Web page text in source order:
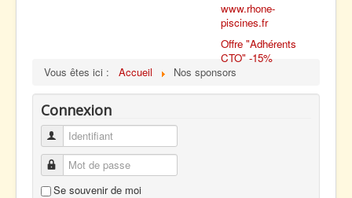
www.rhone-
piscines.fr
Offre "Adhérents
CTO" -15%
Vous êtes ici :
Accueil Nos sponsors
Connexion
Identifiant
Mot de passe
Se souvenir de moi